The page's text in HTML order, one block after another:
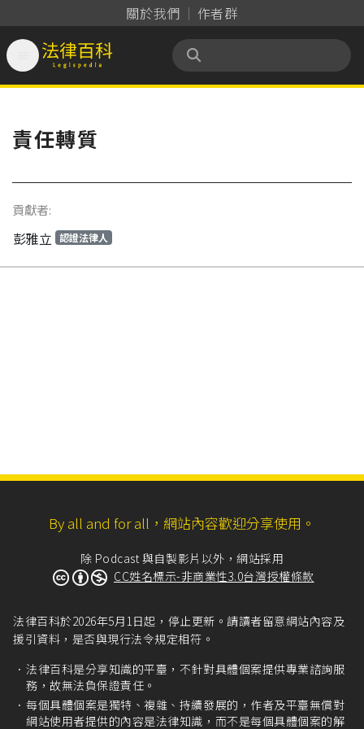
關於我們 作者群
法律百科 Legispedia
責任轉質
貢獻者:
彭雅立 認證法律人
By all and for all，網站內容歡迎分享使用。
除 Podcast 與自製影片以外，網站採用
CC姓名標示-非商業性3.0台灣授權條款
法律百科於2026年5月1日起，停止更新。請讀者留意網站內容及
援引資料，是否與現行法令規定相符。
法律百科是分享知識的平臺，不針對具體個案提供專業諮詢服
務，故無法負保證責任。
每個具體個案是獨特、複雜、持續發展的，作者及平臺無償對
網站使用者提供的內容是法律知識，而不是每個具體個案的解